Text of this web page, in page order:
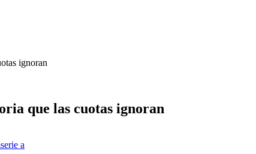
ignoran
que las cuotas ignoran
serie a